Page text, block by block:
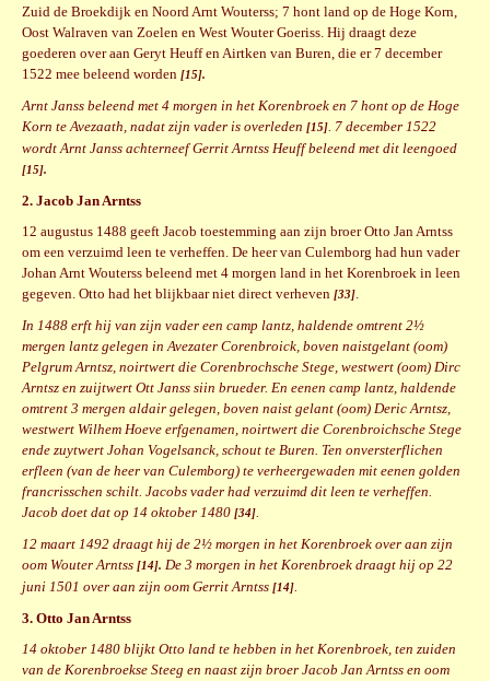
Zuid de Broekdijk en Noord Arnt Wouterss; 7 hont land op de Hoge Korn,
Oost Walraven van Zoelen en West Wouter Goeriss. Hij draagt deze
goederen over aan Geryt Heuff en Airtken van Buren, die er 7 december
1522 mee beleend worden [15].
Arnt Janss beleend met 4 morgen in het Korenbroek en 7 hont op de Hoge
Korn te Avezaath, nadat zijn vader is overleden [15]. 7 december 1522
wordt Arnt Janss achterneef Gerrit Arntss Heuff beleend met dit leengoed
[15].
2. Jacob Jan Arntss
12 augustus 1488 geeft Jacob toestemming aan zijn broer Otto Jan Arntss
om een verzuimd leen te verheffen. De heer van Culemborg had hun vader
Johan Arnt Wouterss beleend met 4 morgen land in het Korenbroek in leen
gegeven. Otto had het blijkbaar niet direct verheven [33].
In 1488 erft hij van zijn vader een camp lantz, haldende omtrent 2½
mergen lantz gelegen in Avezater Corenbroick, boven naistgelant (oom)
Pelgrum Arntsz, noirtwert die Corenbrochsche Stege, westwert (oom) Dirc
Arntsz en zuijtwert Ott Janss siin brueder. En eenen camp lantz, haldende
omtrent 3 mergen aldair gelegen, boven naist gelant (oom) Deric Arntsz,
westwert Wilhem Hoeve erfgenamen, noirtwert die Corenbroichsche Stege
ende zuytwert Johan Vogelsanck, schout te Buren. Ten onversterflichen
erfleen (van de heer van Culemborg) te verheergewaden mit eenen golden
francrisschen schilt. Jacobs vader had verzuimd dit leen te verheffen.
Jacob doet dat op 14 oktober 1480 [34].
12 maart 1492 draagt hij de 2½ morgen in het Korenbroek over aan zijn
oom Wouter Arntss [14]. De 3 morgen in het Korenbroek draagt hij op 22
juni 1501 over aan zijn oom Gerrit Arntss [14].
3. Otto Jan Arntss
14 oktober 1480 blijkt Otto land te hebben in het Korenbroek, ten zuiden
van de Korenbroekse Steeg en naast zijn broer Jacob Jan Arntss en oom